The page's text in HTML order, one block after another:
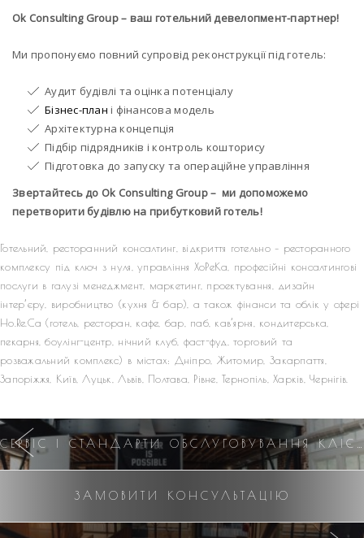
Ok Consulting Group– ваш готельний девелопмент-партнер!
Ми пропонуємо повний супровід реконструкції під готель:
Аудит будівлі та оцінка потенціалу
Бізнес-план і фінансова модель
Архітектурна концепція
Підбір підрядників і контроль кошторису
Підготовка до запуску та операційне управління
Звертайтесь до Ok Consulting Group – ми допоможемо
перетворити будівлю на прибутковий готель!
Готельний, ресторанний консалтинг, відкриття готельно – ресторанного
комплексу під ключ з нуля, управління ХоРеКа, професійні консалтингові
послуги в галузі менеджмент, маркетинг, проектування, дизайн
інтер’єру, виробництво (кухня & бар), а також фінанси та облік у сфері
Ho.Re.Ca (готель, ресторан, кафе, бар, паб, кав’ярня, кондитерська,
пекарня, боулінг-центр, нічний клуб, фаст-фуд, торговий та
розважальний комплекс) в містах: Дніпро, Житомир, Закарпаття,
Запоріжжя, Київ, Луцьк, Львів, Полтава, Рівне, Тернопіль, Харків, Чернігів.
СЕРВІС І СТАНДАРТИ ОБСЛУГОВУВАННЯ КЛІЄНТІВ У КОМПАНІЇ: ЯК МИ ФОРМУЄМО КУЛЬТУРУ ЯКОСТІ
ЗАМОВИТИ КОНСУЛЬТАЦІЮ